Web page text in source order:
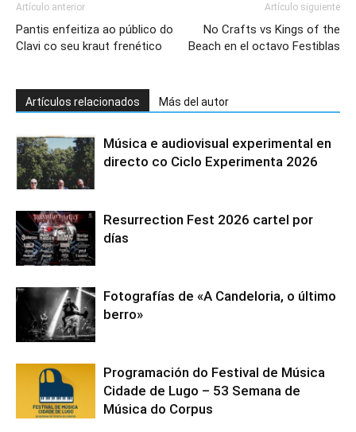
Artículo anterior
Pantis enfeitiza ao público do
Clavi co seu kraut frenético
Artículo siguiente
No Crafts vs Kings of the
Beach en el octavo Festiblas
Artículos relacionados Más del autor
Música e audiovisual experimental en
directo co Ciclo Experimenta 2026
Resurrection Fest 2026 cartel por
días
Fotografías de «A Candeloria, o último
berro»
Programación do Festival de Música
Cidade de Lugo – 53 Semana de
Música do Corpus